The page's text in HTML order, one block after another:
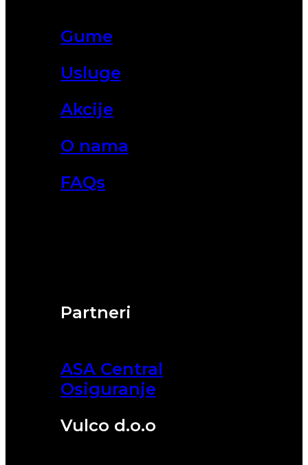
Partneri
ASA Central
Osiguranje
Vulco d.o.o
Gume
Usluge
Akcije
O nama
FAQs